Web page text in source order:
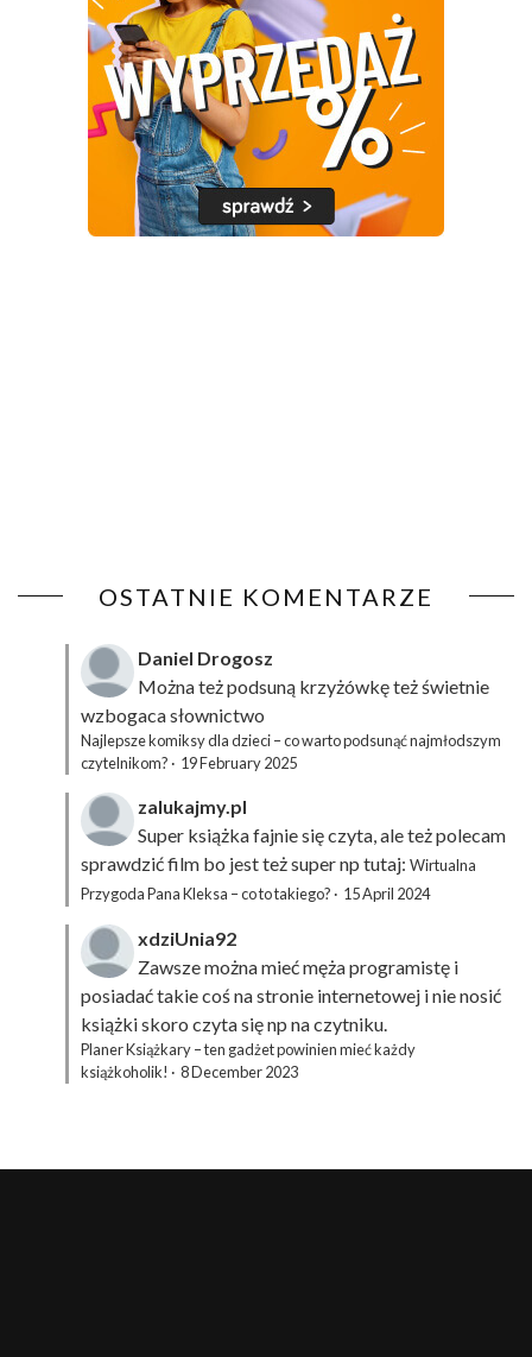
OSTATNIE KOMENTARZE
Daniel Drogosz
Można też podsuną krzyżówkęteż świetnie
wzbogaca słownictwo
Najlepsze komiksy dla dzieci – co warto podsunąć najmłodszym
czytelnikom? · 19 February 2025
zalukajmy.pl
Super książka fajnie się czyta, ale też polecam
sprawdzić film bo jest też super np tutaj: Wirtualna
Przygoda Pana Kleksa – co to takiego? · 15 April 2024
xdziUnia92
Zawsze można mieć męża programistę i
posiadać takie coś na stronie internetowej i nie nosić
książki skoro czyta się np na czytniku.
Planer Książkary – ten gadżet powinien mieć każdy
książkoholik! · 8 December 2023